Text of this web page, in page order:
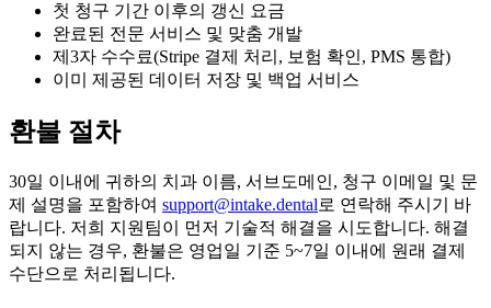
첫 청구 기간 이후의 갱신 요금
완료된 전문 서비스 및 맞춤 개발
제3자 수수료(Stripe 결제 처리, 보험 확인, PMS 통합)
이미 제공된 데이터 저장 및 백업 서비스
환불 절차
30일 이내에 귀하의 치과 이름, 서브도메인, 청구 이메일 및 문
제 설명을 포함하여 support@intake.dental로 연락해 주시기 바
랍니다. 저희 지원팀이 먼저 기술적 해결을 시도합니다. 해결
되지 않는 경우, 환불은 영업일 기준 5~7일 이내에 원래 결제
수단으로 처리됩니다.